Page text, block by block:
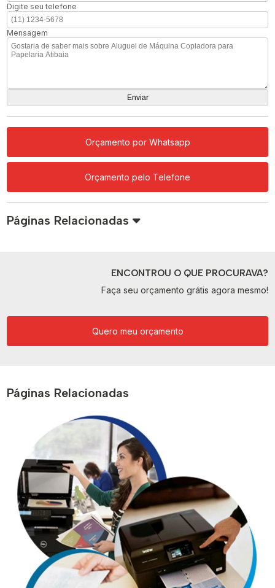
Digite seu telefone
Mensagem
Orçamento por Whatsapp
Orçamento pelo Telefone
Páginas Relacionadas
ENCONTROU O QUE PROCURAVA?
Faça seu orçamento grátis agora mesmo!
Quero meu orçamento
Páginas Relacionadas